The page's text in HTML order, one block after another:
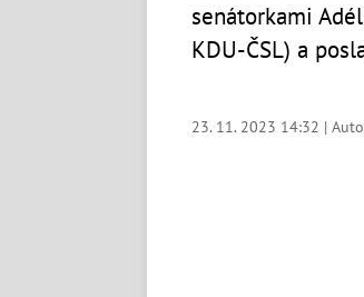
senátorkami
KDU-ČSL) a
23. 11. 2023 14:32 |